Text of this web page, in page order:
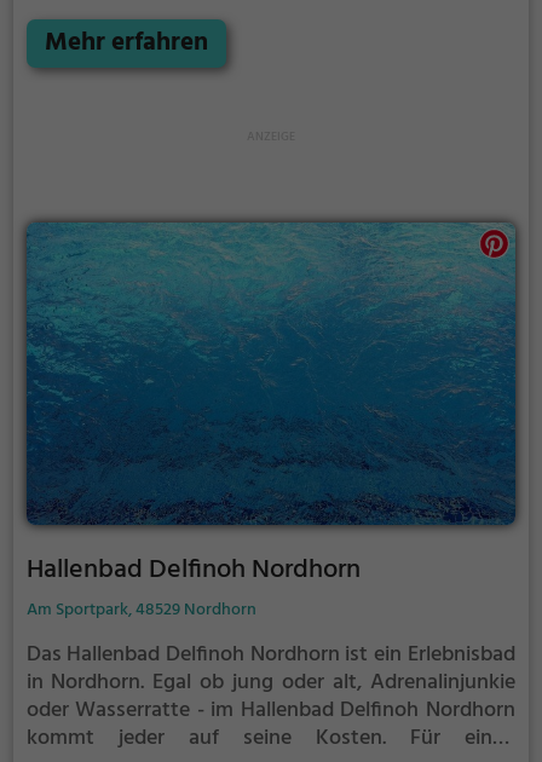
angenehmer Beleuchtung erholen und deine Akkus
wieder aufladen. Besonders gut: das Thermalwasser
Mehr erfahren
Hallenbad Delfinoh Nordhorn
Am Sportpark, 48529 Nordhorn
Das Hallenbad Delfinoh Nordhorn ist ein Erlebnisbad
in Nordhorn. Egal ob jung oder alt, Adrenalinjunkie
oder Wasserratte - im Hallenbad Delfinoh Nordhorn
kommt jeder auf seine Kosten. Für einen